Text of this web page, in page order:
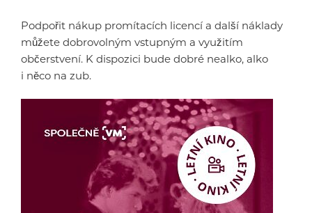
Podpořit nákup promítacích licencí a další náklady
můžete dobrovolným vstupným a využitím
občerstvení. K dispozici bude dobré nealko, alko
i něco na zub.